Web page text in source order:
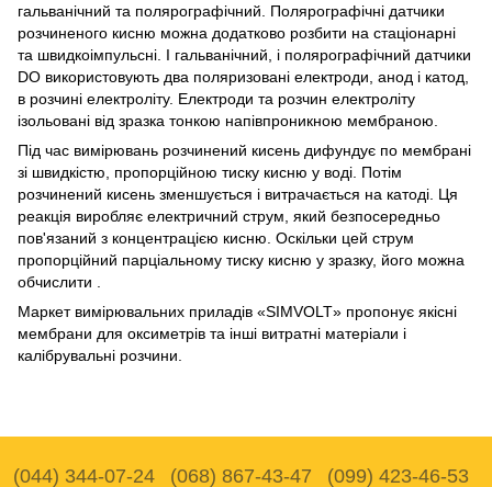
гальванічний та полярографічний. Полярографічні датчики
розчиненого кисню можна додатково розбити на стаціонарні
та швидкоімпульсні. І гальванічний, і полярографічний датчики
DO використовують два поляризовані електроди, анод і катод,
в розчині електроліту. Електроди та розчин електроліту
ізольовані від зразка тонкою напівпроникною мембраною.
Під час вимірювань розчинений кисень дифундує по мембрані
зі швидкістю, пропорційною тиску кисню у воді. Потім
розчинений кисень зменшується і витрачається на катоді. Ця
реакція виробляє електричний струм, який безпосередньо
пов'язаний з концентрацією кисню. Оскільки цей струм
пропорційний парціальному тиску кисню у зразку, його можна
обчислити .
Маркет вимірювальних приладів «SIMVOLT» пропонує якісні
мембрани для оксиметрів та інші витратні матеріали і
калібрувальні розчини.
(044) 344-07-24 (068) 867-43-47 (099) 423-46-53